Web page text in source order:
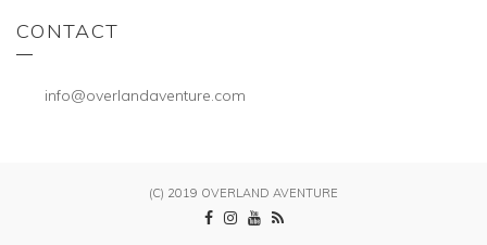
CONTACT
info@overlandaventure.com
(C) 2019 OVERLAND AVENTURE